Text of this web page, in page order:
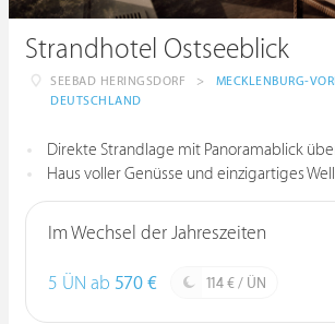
Strandhotel Ostseeblick
SEEBAD HERINGSDORF > MECKLENBURG-
DEUTSCHLAND
Direkte Strandlage mit Panoramablick
Haus voller Genüsse und einzigartiges
Im Wechsel der Jahreszeiten
5 ÜN ab 570 € 114 € / ÜN